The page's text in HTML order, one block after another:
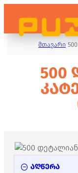
მთავარი
500
აღწერა